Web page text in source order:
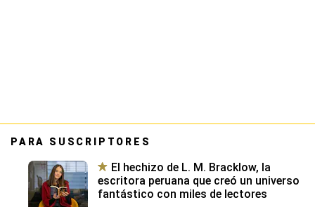
PARA SUSCRIPTORES
El hechizo de L. M. Bracklow, la
escritora peruana que creó un universo
fantástico con miles de lectores